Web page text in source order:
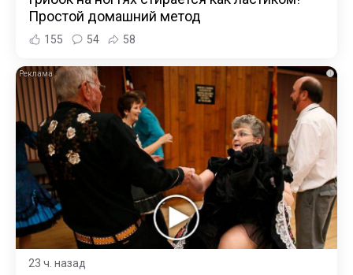
Простой домашний метод
155 54 58
i
23 ч. назад